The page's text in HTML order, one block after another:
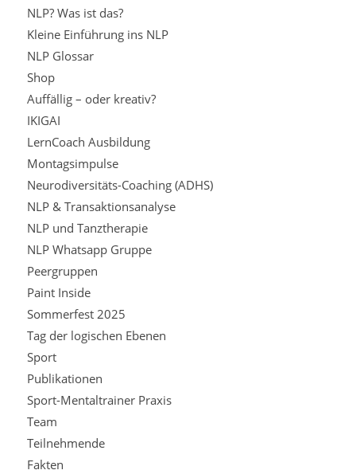
NLP? Was ist das?
Kleine Einführung ins NLP
NLP Glossar
Shop
Auffällig – oder kreativ?
IKIGAI
LernCoach Ausbildung
Montagsimpulse
Neurodiversitäts-Coaching (ADHS)
NLP & Transaktionsanalyse
NLP und Tanztherapie
NLP Whatsapp Gruppe
Peergruppen
Paint Inside
Sommerfest 2025
Tag der logischen Ebenen
Sport
Publikationen
Sport-Mentaltrainer Praxis
Team
Teilnehmende
Fakten